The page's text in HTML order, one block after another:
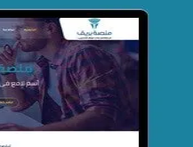
تصميم